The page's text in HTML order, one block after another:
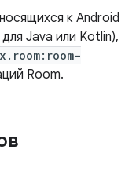
к Android
Java или Kotlin),
Room.